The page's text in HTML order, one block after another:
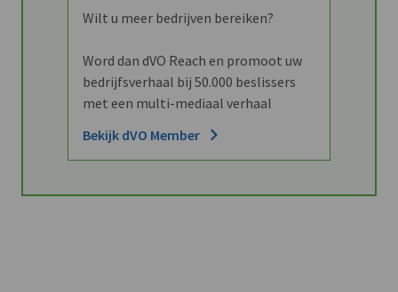
Wilt u meer bedrijven bereiken?
Word dan dVO Reach en promoot uw
bedrijfsverhaal bij 50.000 beslissers
met een multi-mediaal verhaal
Bekijk dVO Member